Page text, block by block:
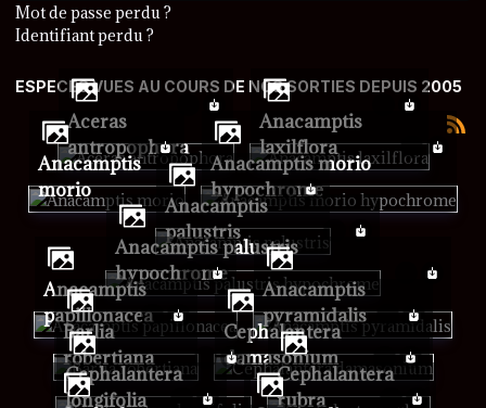
Mot de passe perdu ?
Identifiant perdu ?
ESPECES VUES AU COURS DE NOS SORTIES DEPUIS 2005
Aceras
antropophora
Anacamptis
laxilflora
Anacamptis
morio
Anacamptis morio
hypochrome
Anacamptis
palustris
Anacamptis palustris
hypochrome
Anacamptis
papillonacea
Anacamptis
pyramidalis
Barlia
robertiana
Cephalantera
damasonium
Cephalantera
longifolia
Cephalantera
rubra